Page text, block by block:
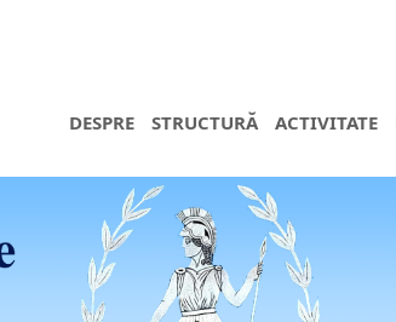
DESPRE STRUCTURĂ ACTIVITATE